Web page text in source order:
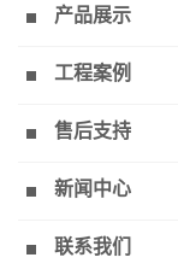
产品展示
工程案例
售后支持
新闻中心
联系我们